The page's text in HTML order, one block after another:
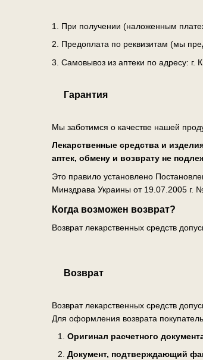
1. При получении (наложенным
2. Предоплата по реквизитам (мы
3. Самовывоз из аптеки по адресу: г.
Гарантия
Мы заботимся о качестве нашей
Лекарственные средства и
аптек, обмену и возврату не
Это правило установлено
Минздрава Украины от 19.07.2005 г.
Когда возможен возврат?
Возврат лекарственных средств
Возврат
Возврат лекарственных средств
Для оформления возврата
Оригинал расчетного
Документ, подтверждающий